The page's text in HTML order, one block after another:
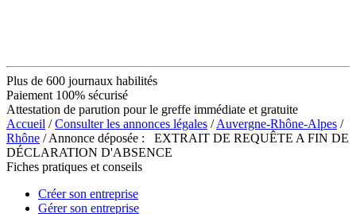
Plus de 600 journaux habilités
Paiement 100% sécurisé
Attestation de parution pour le greffe immédiate et gratuite
Accueil /Consulter les annonces légales /Auvergne-Rhône-Alpes /
Rhône / Annonce déposée : EXTRAIT DE REQUÊTE A FIN DE
DÉCLARATION D'ABSENCE
Fiches pratiques et conseils
Créer son entreprise
Gérer son entreprise